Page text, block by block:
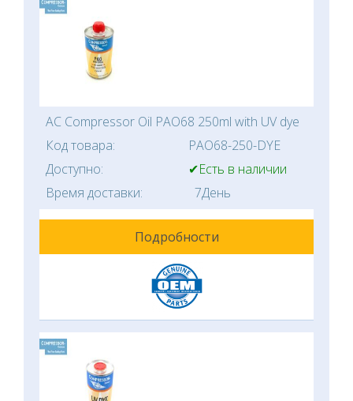
AC Compressor Oil PAO68 250ml with UV dye
Код товара:
PAO68-250-DYE
Доступно:
✔Есть в наличии
Время доставки:
7День
Подробности